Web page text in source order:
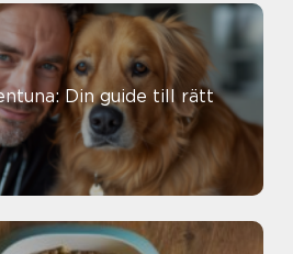
Din guide till rätt